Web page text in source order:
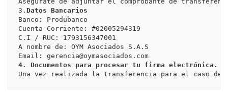
3. Datos Bancarios
Banco: Produbanco
Cuenta Corriente: #02005294319
C.I / RUC: 1793156347001
A nombre de: OYM Asociados S.A.S
4. Documentos para procesar tu firma electrónica.
Una vez realizada la transferencia para el caso de